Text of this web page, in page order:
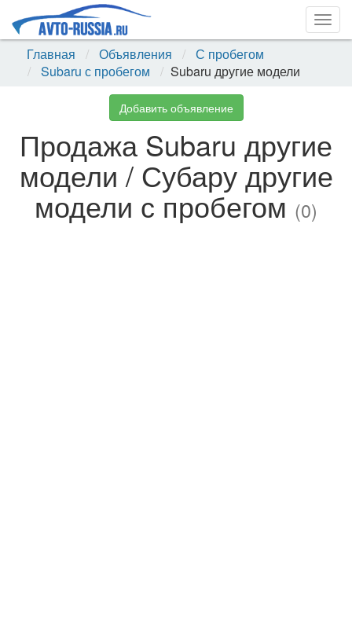
Главная
Объявления
С пробегом
Subaru с пробегом
Subaru другие модели
Добавить объявление
Продажа Subaru другие
модели / Субару другие
модели с пробегом (0)